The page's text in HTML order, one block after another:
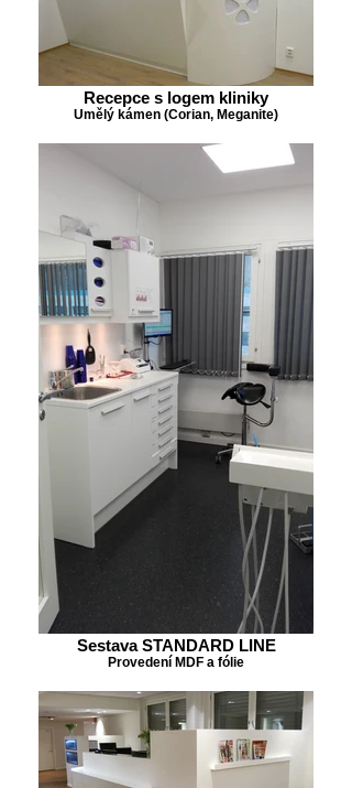
Recepce s logem kliniky
Umělý kámen (Corian, Meganite)
Sestava STANDARD LINE
Provedení MDF a fólie